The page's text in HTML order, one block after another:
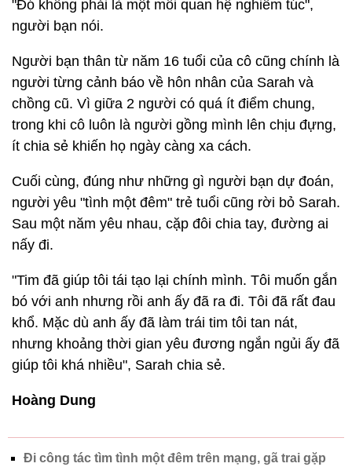
"Đó không phải là một mối quan hệ nghiêm túc",
người bạn nói.
Người bạn thân từ năm 16 tuổi của cô cũng chính là
người từng cảnh báo về hôn nhân của Sarah và
chồng cũ. Vì giữa 2 người có quá ít điểm chung,
trong khi cô luôn là người gồng mình lên chịu đựng,
ít chia sẻ khiến họ ngày càng xa cách.
Cuối cùng, đúng như những gì người bạn dự đoán,
người yêu "tình một đêm" trẻ tuổi cũng rời bỏ Sarah.
Sau một năm yêu nhau, cặp đôi chia tay, đường ai
nấy đi.
"Tim đã giúp tôi tái tạo lại chính mình. Tôi muốn gắn
bó với anh nhưng rồi anh ấy đã ra đi. Tôi đã rất đau
khổ. Mặc dù anh ấy đã làm trái tim tôi tan nát,
nhưng khoảng thời gian yêu đương ngắn ngủi ấy đã
giúp tôi khá nhiều", Sarah chia sẻ.
Hoàng Dung
Đi công tác tìm tình một đêm trên mạng, gã trai gặp